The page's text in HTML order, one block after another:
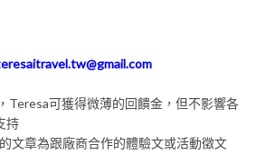
Teresa可獲得微薄的回饋金，但不影響各
持
章為跟廠商合作的體驗文或活動徵文